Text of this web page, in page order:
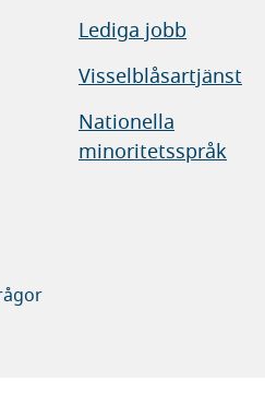
Lediga jobb
Visselblåsartjänst
Nationella
minoritetsspråk